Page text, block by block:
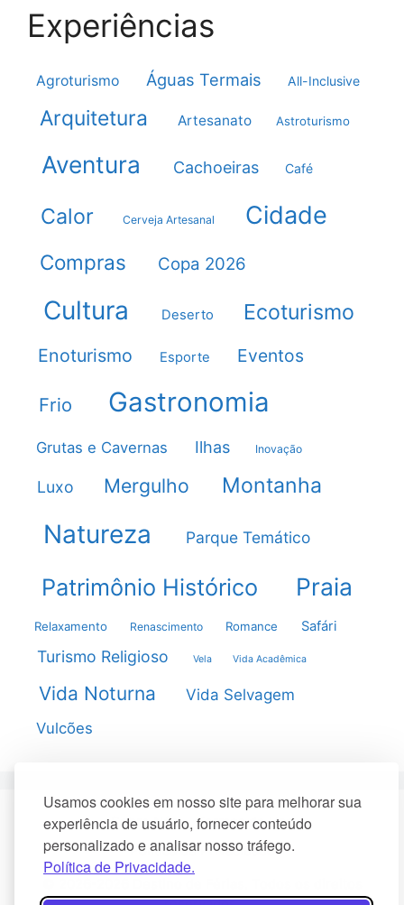
Usamos cookies em nosso site para melhorar sua
experiência de usuário, fornecer conteúdo
personalizado e analisar nosso tráfego.
Política de Privacidade.
Experiências
Agroturismo Águas Termais All-Inclusive
Arquitetura Artesanato Astroturismo
Aventura Cachoeiras Café
Calor Cerveja Artesanal Cidade
Compras Copa 2026
Cultura Deserto Ecoturismo
Enoturismo Esporte Eventos
Frio Gastronomia
Grutas e Cavernas Ilhas Inovação
Luxo Mergulho Montanha
Natureza Parque Temático
Patrimônio Histórico Praia
Relaxamento Renascimento Romance Safári
Turismo Religioso Vela Vida Acadêmica
Vida Noturna Vida Selvagem
Vulcões
Sobre Nós
Termos de Uso
Política de Privacidade